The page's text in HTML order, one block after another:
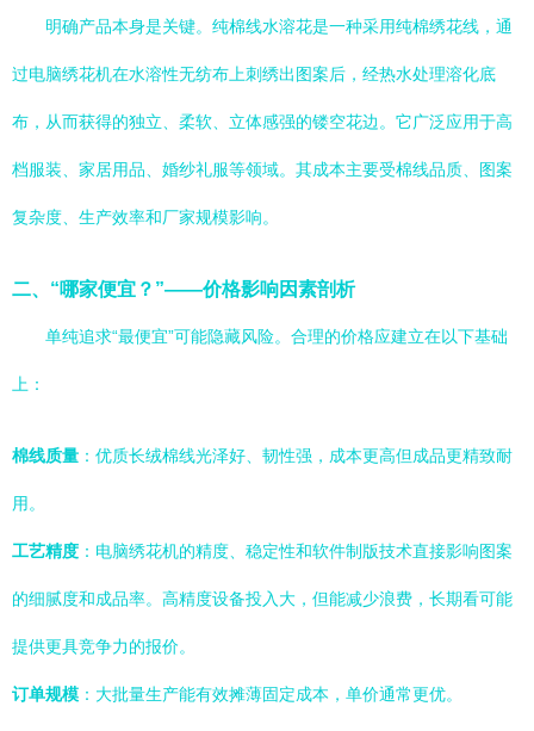
明确产品本身是关键。纯棉线水溶花是一种采用纯棉绣花线，通
过电脑绣花机在水溶性无纺布上刺绣出图案后，经热水处理溶化底
布，从而获得的独立、柔软、立体感强的镂空花边。它广泛应用于高
档服装、家居用品、婚纱礼服等领域。其成本主要受棉线品质、图案
复杂度、生产效率和厂家规模影响。
二、“哪家便宜？”——价格影响因素剖析
单纯追求“最便宜”可能隐藏风险。合理的价格应建立在以下基础
上：
棉线质量 ：优质长绒棉线光泽好、韧性强，成本更高但成品更精致耐
用。
工艺精度 ：电脑绣花机的精度、稳定性和软件制版技术直接影响图案
的细腻度和成品率。高精度设备投入大，但能减少浪费，长期看可能
提供更具竞争力的报价。
订单规模 ：大批量生产能有效摊薄固定成本，单价通常更优。